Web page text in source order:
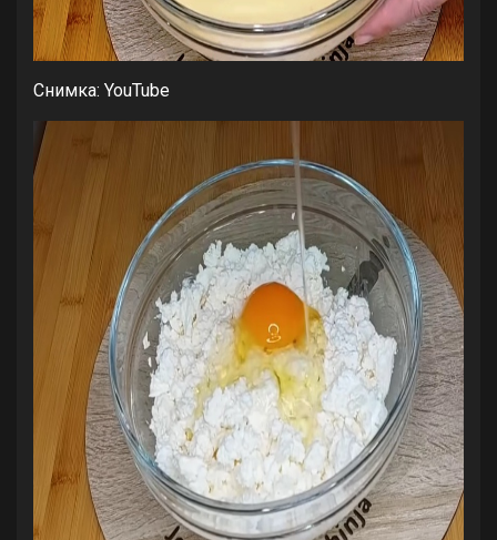
Снимка: YouTube